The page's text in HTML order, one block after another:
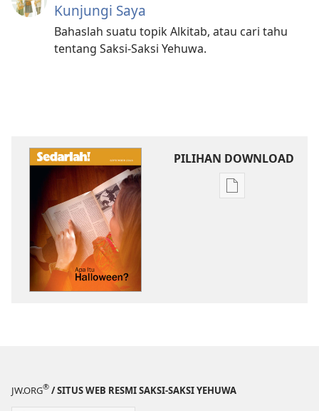
Kunjungi Saya
Bahaslah suatu topik Alkitab, atau cari tahu
tentang Saksi-Saksi Yehuwa.
PILIHAN DOWNLOAD
Pilihan
JW.ORG® / SITUS WEB RESMI SAKSI-SAKSI YEHUWA